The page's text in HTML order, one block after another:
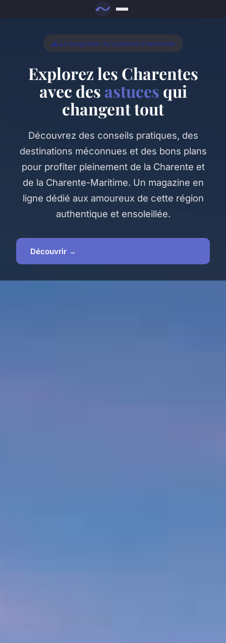
🌊 Le magazine du tourisme charentais
Explorez les Charentes
avec des astuces qui
changent tout
Découvrez des conseils pratiques, des
destinations méconnues et des bons plans
pour profiter pleinement de la Charente et
de la Charente-Maritime. Un magazine en
ligne dédié aux amoureux de cette région
authentique et ensoleillée.
Découvrir →